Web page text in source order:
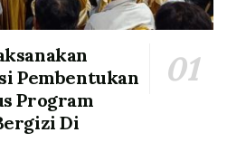
Pembentukan
Program
Di